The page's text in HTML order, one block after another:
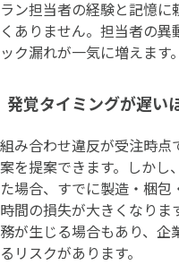
ラン担当者の経験と記憶
くありません。担当者の
ック漏れが一気に増えます。
発覚タイミングが遅い
組み合わせ違反が受注時
案を提案できます。しかし
た場合、すでに製造・梱包
時間の損失が大きくなりま
務が生じる場合もあり、
るリスクがあります。